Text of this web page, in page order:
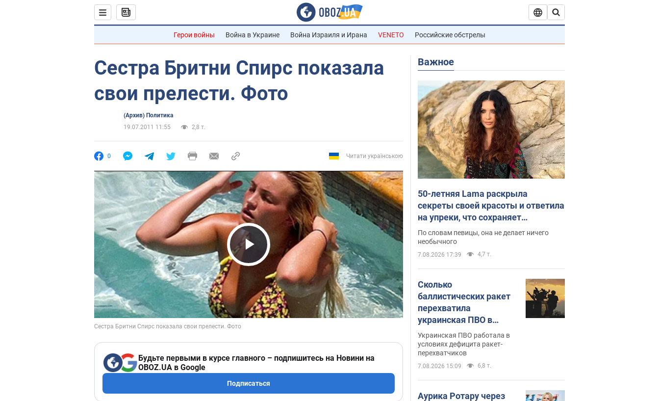
Герои войны Война в Украине Война Израиля и Ирана VENETO Российские обстрелы
Сестра Бритни Спирс показала
свои прелести. Фото
(Архив) Политика
19.07.2011 11:55
2,8 т.
0 Читати українською
Play Video
Будьте первыми в курсе главного – подпишитесь на Новини на
OBOZ.UA в Google
Подписаться
Важное
50-летняя Lama раскрыла
секреты своей красоты и ответила
на упреки, что сохраняет
молодость, ведь у нее нет детей
По словам певицы, она не делает ничего
необычного
7.08.2026 17:39 4,7 т.
Сколько
баллистических ракет
перехватила
украинская ПВО в
июле: в Минобороны
назвали цифру
Украинская ПВО работала в
условиях дефицита ракет-
перехватчиков
7.08.2026 15:09 6,8 т.
Аурика Ротару через